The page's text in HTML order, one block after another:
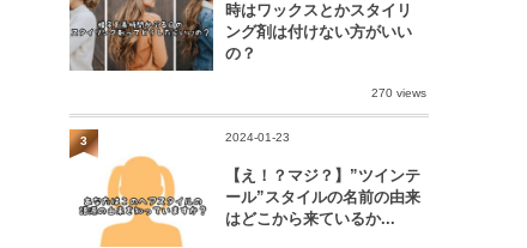
時はワックスとかスタイリ
ング剤は付けない方がいい
の？
270 views
2024-01-23
【え！？マジ？】”ツインテ
ール”スタイルの名前の由来
はどこから来ているか...
3